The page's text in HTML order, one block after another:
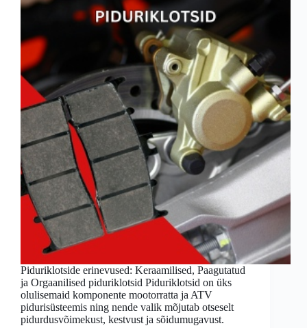
Piduriklotside erinevused: Keraamilised, Paagutatud
ja Orgaanilised piduriklotsid Piduriklotsid on üks
olulisemaid komponente mootorratta ja ATV
pidurisüsteemis ning nende valik mõjutab otseselt
pidurdusvõimekust, kestvust ja sõidumugavust.